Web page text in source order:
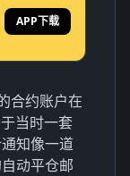
APP下载
合约账户在
当时一套
知像一道
动平仓邮